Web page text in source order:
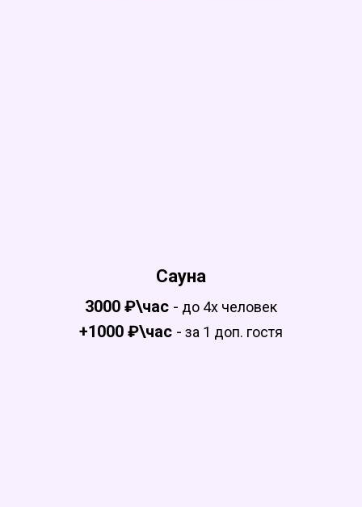
Сауна
3000 ₽\час - до 4х человек
+1000 ₽\час - за 1 доп. гостя